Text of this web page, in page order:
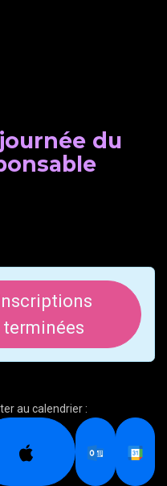
du
terminées
au calendrier :